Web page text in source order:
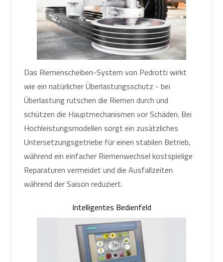
Das Riemenscheiben-System von Pedrotti wirkt
wie ein natürlicher Überlastungsschutz - bei
Überlastung rutschen die Riemen durch und
schützen die Hauptmechanismen vor Schäden. Bei
Hochleistungsmodellen sorgt ein zusätzliches
Untersetzungsgetriebe für einen stabilen Betrieb,
während ein einfacher Riemenwechsel kostspielige
Reparaturen vermeidet und die Ausfallzeiten
während der Saison reduziert.
Intelligentes Bedienfeld